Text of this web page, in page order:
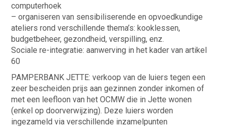
computerhoek
– organiseren van sensibiliserende en opvoedkundige
ateliers rond verschillende thema’s: kooklessen,
budgetbeheer, gezondheid, verspilling, enz.
Sociale re-integratie: aanwerving in het kader van artikel
60
PAMPERBANK JETTE: verkoop van de luiers tegen een
zeer bescheiden prijs aan gezinnen zonder inkomen of
met een leefloon van het OCMW die in Jette wonen
(enkel op doorverwijzing). Deze luiers worden
ingezameld via verschillende inzamelpunten